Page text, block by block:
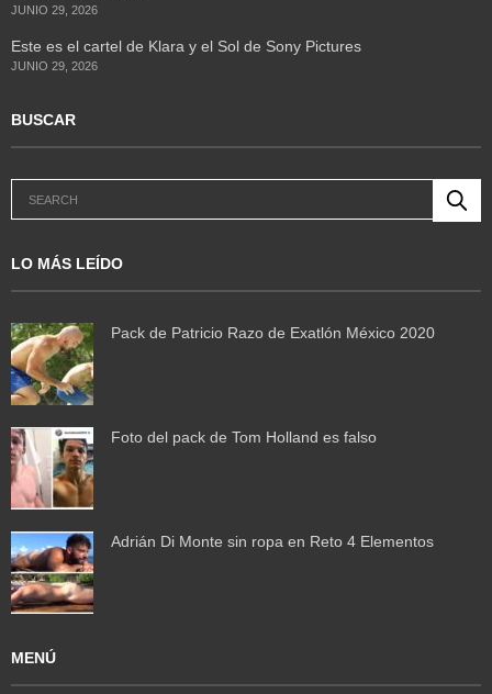
JUNIO 29, 2026
Este es el cartel de Klara y el Sol de Sony Pictures
JUNIO 29, 2026
BUSCAR
LO MÁS LEÍDO
Pack de Patricio Razo de Exatlón México 2020
Foto del pack de Tom Holland es falso
Adrián Di Monte sin ropa en Reto 4 Elementos
MENÚ